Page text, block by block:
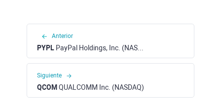
Anterior
PYPL PayPal Holdings, Inc. (NASDAQ)
Siguiente
QCOM QUALCOMM Inc. (NASDAQ)